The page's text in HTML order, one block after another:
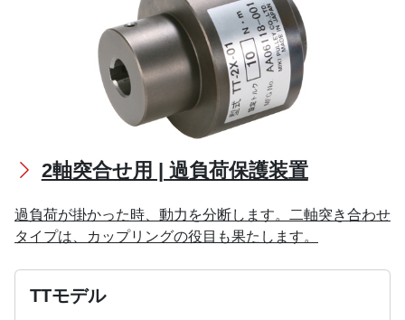
2軸突合せ用 | 過負荷保護装置
過負荷が掛かった時、動力を分断します。二軸突き合わせ
タイプは、カップリングの役目も果たします。
TTモデル